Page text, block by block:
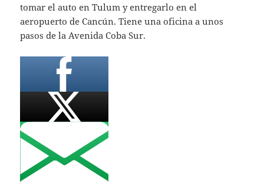
tomar el auto en Tulum y entregarlo en el
aeropuerto de Cancún. Tiene una oficina a unos
pasos de la Avenida Coba Sur.